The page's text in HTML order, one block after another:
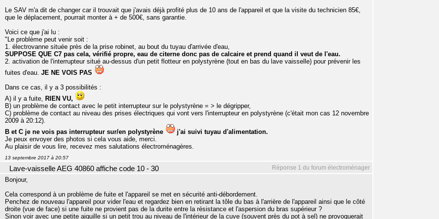
Le SAV m'a dit de changer car il trouvait que j'avais déjà profité plus de 10 ans de l'appareil et que la visite du technicien 85€,
que le déplacement, pourrait monter à + de 500€, sans garantie.
Voici ce que j'ai lu :
"Le problème peut venir soit :
1. électrovanne située près de la prise robinet, au bout du tuyau d'arrivée d'eau,
SUPPOSE QUE C7 pas cela, vérifié propre, eau de citerne donc pas de calcaire et prend quand il veut de l'eau.
2. activation de l'interrupteur situé au-dessus d'un petit flotteur en polystyrène (tout en bas du lave vaisselle) pour prévenir les
fuites d'eau. JE NE VOIS PAS
Dans ce cas, il y a 3 possibilités :
A) il y a fuite, RIEN VU,
B) un problème de contact avec le petit interrupteur sur le polystyrène = > le dégripper,
C) problème de contact au niveau des prises électriques qui vont vers l'interrupteur en polystyrène (c'était mon cas 12 novembre
2009 à 20:12).
B et C je ne vois pas interrupteur sur/en polystyrène
j'ai suivi tuyau d'alimentation.
Je peux envoyer des photos si cela vous aide, merci.
Au plaisir de vous lire, recevez mes salutations électroménagères.
13 septembre 2017 à 20:57
Réponse 1 du forum électroménager
Lave-vaisselle AEG 40860 affiche code 10 - 30
Bonjour,
Cela correspond à un problème de fuite et l'appareil se met en sécurité anti-débordement.
Penchez de nouveau l'appareil pour vider l'eau et regardez bien en retirant la tôle du bas à l'arrière de l'appareil ainsi que le côté
droite (vue de face) si une fuite ne provient pas de la durite entre la résistance et l'aspersion du bras supérieur ?
Sinon voir avec une petite aiguille si un petit trou au niveau de l'intérieur de la cuve (souvent près du pot à sel) ne provoquerait